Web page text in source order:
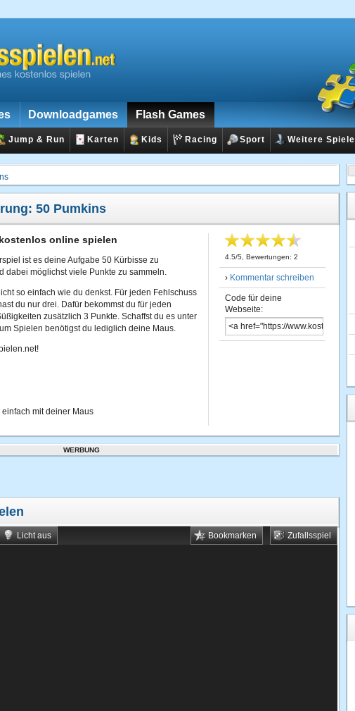
Downloadgames Flash Games
Jump & Run Karten Kids Racing Sport Weitere Spiele
50 Pumkins
online spielen
ist es deine Aufgabe 50 Kürbisse zu
dabei möglichst viele Punkte zu sammeln.
so einfach wie du denkst. Für jeden Fehlschuss
du nur drei. Dafür bekommst du für jeden
zusätzlich 3 Punkte. Schaffst du es unter
Spielen benötigst du lediglich deine Maus.
mit deiner Maus
4.5/5 , Bewertungen: 2
› Kommentar schreiben
Code für deine
Webseite:
WERBUNG
Licht aus Zufallsspiel
Bookmarken